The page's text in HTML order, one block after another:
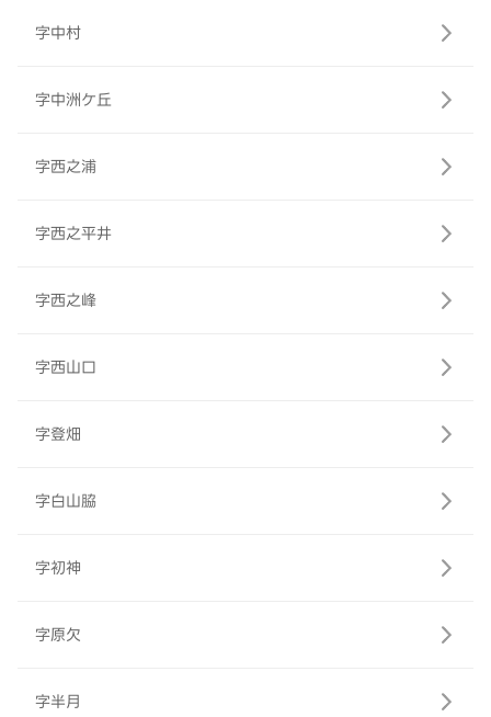
字中村
字中洲ケ丘
字西之浦
字西之平井
字西之峰
字西山口
字登畑
字白山脇
字初神
字原欠
字半月